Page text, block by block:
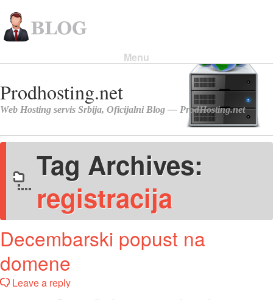
Menu
Tag Archives:
registracija
Decembarski popust na
domene
Leave a reply